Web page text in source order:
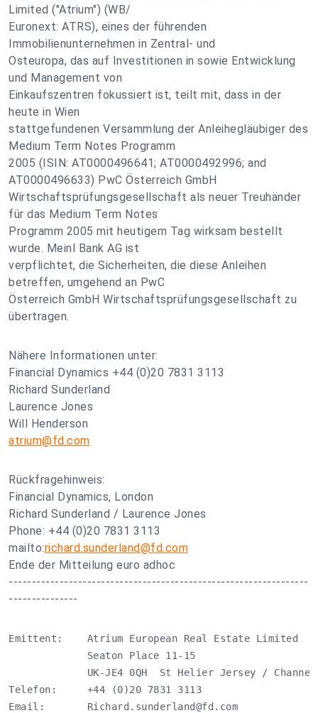
Limited ("Atrium") (WB/
Euronext: ATRS), eines der führenden
Immobilienunternehmen in Zentral- und
Osteuropa, das auf Investitionen in sowie Entwicklung
und Management von
Einkaufszentren fokussiert ist, teilt mit, dass in der
heute in Wien
stattgefundenen Versammlung der Anleihegläubiger des
Medium Term Notes Programm
2005 (ISIN: AT0000496641; AT0000492996; and
AT0000496633) PwC Österreich GmbH
Wirtschaftsprüfungsgesellschaft als neuer Treuhänder
für das Medium Term Notes
Programm 2005 mit heutigem Tag wirksam bestellt
wurde. Meinl Bank AG ist
verpflichtet, die Sicherheiten, die diese Anleihen
betreffen, umgehend an PwC
Österreich GmbH Wirtschaftsprüfungsgesellschaft zu
übertragen.
Nähere Informationen unter:
Financial Dynamics +44 (0)20 7831 3113
Richard Sunderland
Laurence Jones
Will Henderson
atrium@fd.com
Rückfragehinweis:
Financial Dynamics, London
Richard Sunderland / Laurence Jones
Phone: +44 (0)20 7831 3113
mailto:richard.sunderland@fd.com
Ende der Mitteilung euro adhoc
-----------------------------------------------------------------
---------------
Emittent:    Atrium European Real Estate Limited
             Seaton Place 11-15
UK-JE4 0QH  St Helier Jersey /
Telefon:     +44 (0)20 7831 3113
Email: Richard.sunderland@fd.com